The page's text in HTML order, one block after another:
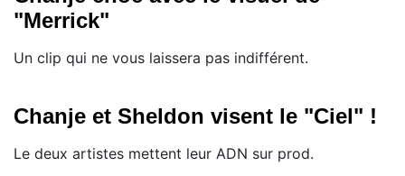
"Merrick"
Un clip qui ne vous laissera pas indifférent.
Chanje et Sheldon visent le "Ciel" !
Le deux artistes mettent leur ADN sur prod.